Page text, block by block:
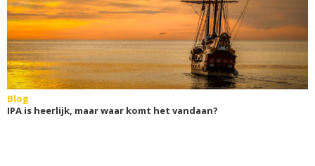
Blog
IPA is heerlijk, maar waar komt het vandaan?